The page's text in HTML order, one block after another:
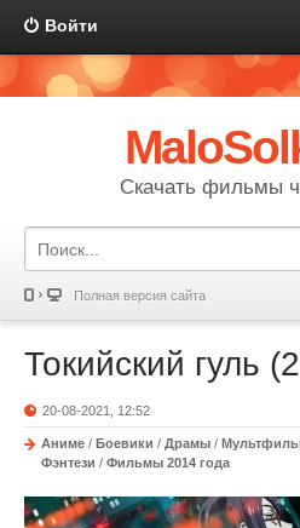
Войти
Скачать фильмы
Полная версия сайта
Токийский гуль
20-08-2021, 12:52
Аниме / Боевики / Драмы /
Фэнтези / Фильмы 2014 года